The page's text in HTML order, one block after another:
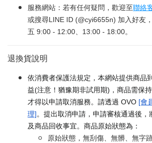
服務網站：若有任何疑問，歡迎至聯絡
或搜尋LINE ID (@cyi6655n) 加入好友
五 9:00 - 12:00、13:00 - 18:00。
退換貨說明
依消費者保護法規定，本網站提供商品
益(注意！猶豫期非試用期)，商品需保
才得以申請取消服務。請透過 OVO [會
理]。提出取消申請，申請審核通過後，
及商品回收事宜。商品原始狀態為：
原始狀態，無刮傷、無髒、無字跡